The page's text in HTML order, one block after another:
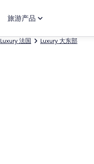
旅游产品
Luxury 法国 Luxury 大东部